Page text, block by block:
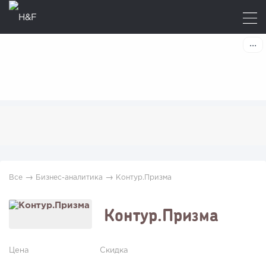
Все → Бизнес-аналитика → Контур.Призма
Контур.Призма
Скидка
Цена